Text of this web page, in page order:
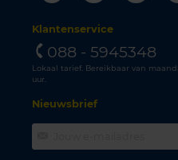
Klantenservice
088 - 5945348
Lokaal tarief. Bereikbaar van
uur.
Nieuwsbrief